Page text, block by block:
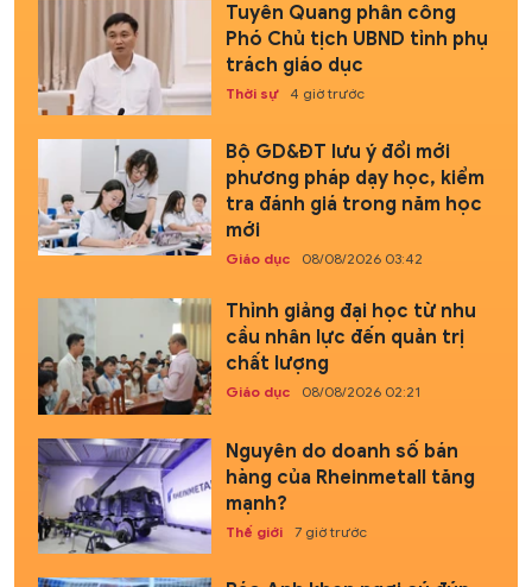
Tuyên Quang phân công
Phó Chủ tịch UBND tỉnh phụ
trách giáo dục
Thời sự 4 giờ trước
Bộ GD&ĐT lưu ý đổi mới
phương pháp dạy học, kiểm
tra đánh giá trong năm học
mới
Giáo dục 08/08/2026 03:42
Thỉnh giảng đại học từ nhu
cầu nhân lực đến quản trị
chất lượng
Giáo dục 08/08/2026 02:21
Nguyên do doanh số bán
hàng của Rheinmetall tăng
mạnh?
Thế giới 7 giờ trước